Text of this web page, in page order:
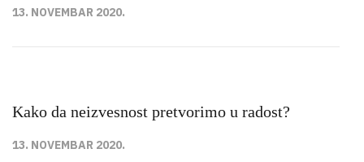
13. NOVEMBAR 2020.
Kako da neizvesnost pretvorimo u radost?
13. NOVEMBAR 2020.